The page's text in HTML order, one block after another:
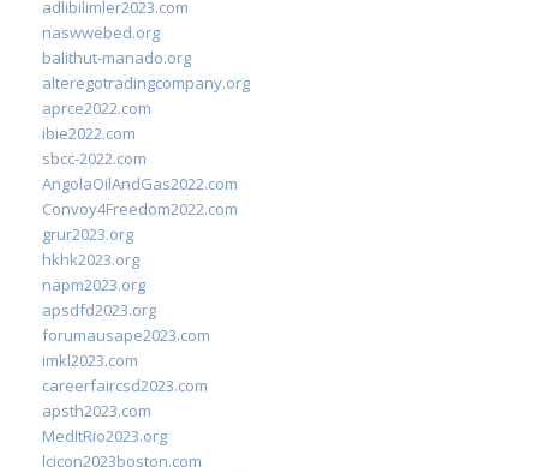
adlibilimler2023.com
naswwebed.org
balithut-manado.org
alteregotradingcompany.org
aprce2022.com
ibie2022.com
sbcc-2022.com
AngolaOilAndGas2022.com
Convoy4Freedom2022.com
grur2023.org
hkhk2023.org
napm2023.org
apsdfd2023.org
forumausape2023.com
imkl2023.com
careerfaircsd2023.com
apsth2023.com
MedItRio2023.org
lcicon2023boston.com